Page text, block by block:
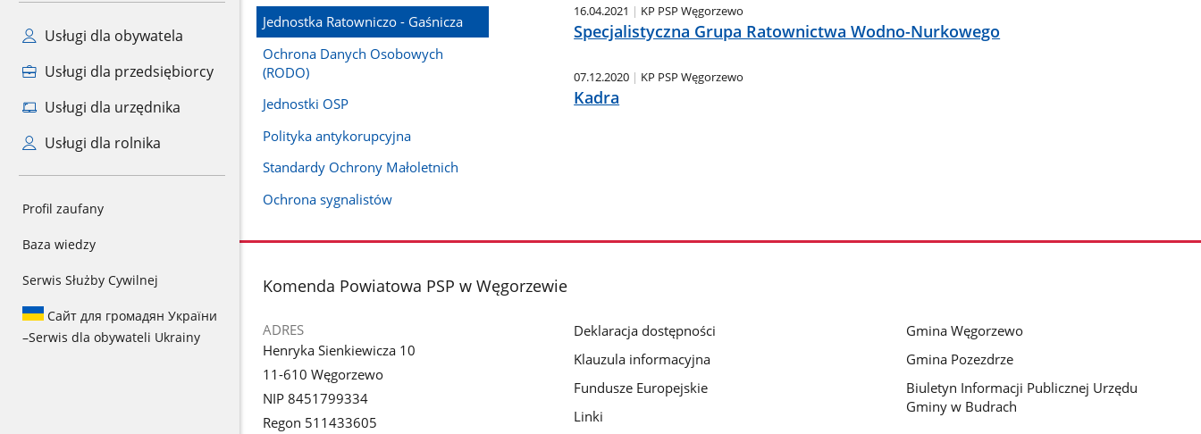
Usługi dla obywatela
Usługi dla przedsiębiorcy
Usługi dla urzędnika
Usługi dla rolnika
Profil zaufany
Baza wiedzy
Serwis Służby Cywilnej
Сайт для громадян України
–Serwis dla obywateli Ukrainy
Jednostka Ratowniczo - Gaśnicza
Ochrona Danych Osobowych
(RODO)
Jednostki OSP
Polityka antykorupcyjna
Standardy Ochrony Małoletnich
Ochrona sygnalistów
16.04.2021 KP PSP Węgorzewo
Specjalistyczna Grupa Ratownictwa Wodno-Nurkowego
07.12.2020 KP PSP Węgorzewo
Kadra
stopka
Komenda Powiatowa PSP w Węgorzewie
ADRES
Henryka Sienkiewicza 10
11-610 Węgorzewo
NIP 8451799334
Regon 511433605
Deklaracja dostępności
Klauzula informacyjna
Fundusze Europejskie
Linki
Gmina Węgorzewo
Gmina Pozezdrze
Biuletyn Informacji Publicznej Urzędu
Gminy w Budrach